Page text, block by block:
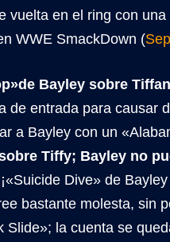
vuelta en el ring con
WWE SmackDown (
Bayley sobre
de entrada para causar
a Bayley con un
Tiffy; Bayley no
¡«Suicide Dive» de
bastante molesta, sin
Slide»; la cuenta se